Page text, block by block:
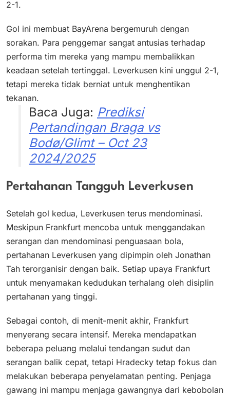
2-1.
Gol ini membuat BayArena bergemuruh dengan
sorakan. Para penggemar sangat antusias terhadap
performa tim mereka yang mampu membalikkan
keadaan setelah tertinggal. Leverkusen kini unggul 2-1,
tetapi mereka tidak berniat untuk menghentikan
tekanan.
Baca Juga: Prediksi
Pertandingan Braga vs
Bodø/Glimt – Oct 23
2024/2025
Pertahanan Tangguh Leverkusen
Setelah gol kedua, Leverkusen terus mendominasi.
Meskipun Frankfurt mencoba untuk menggandakan
serangan dan mendominasi penguasaan bola,
pertahanan Leverkusen yang dipimpin oleh Jonathan
Tah terorganisir dengan baik. Setiap upaya Frankfurt
untuk menyamakan kedudukan terhalang oleh disiplin
pertahanan yang tinggi.
Sebagai contoh, di menit-menit akhir, Frankfurt
menyerang secara intensif. Mereka mendapatkan
beberapa peluang melalui tendangan sudut dan
serangan balik cepat, tetapi Hradecky tetap fokus dan
melakukan beberapa penyelamatan penting. Penjaga
gawang ini mampu menjaga gawangnya dari kebobolan